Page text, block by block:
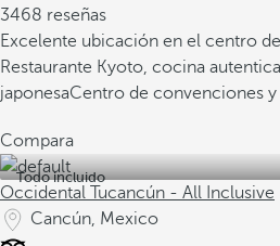
3468 reseñas
Excelente ubicación en el centro
Restaurante Kyoto, cocina autentica
japonesaCentro de convenciones
Compara
Todo incluido
Occidental Tucancún - All Inclusive
Cancún, Mexico